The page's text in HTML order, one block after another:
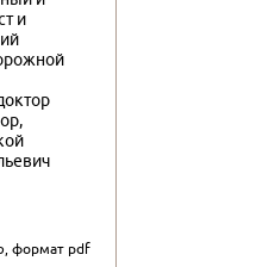
и
формат pdf